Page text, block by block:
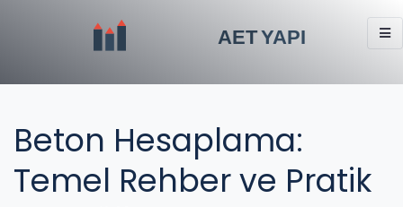
Beton Hesaplama:
Temel Rehber ve Pratik